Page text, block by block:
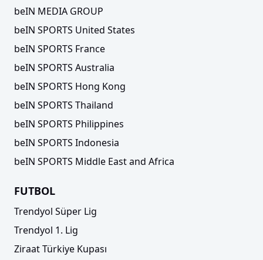
beIN MEDIA GROUP
beIN SPORTS United States
beIN SPORTS France
beIN SPORTS Australia
beIN SPORTS Hong Kong
beIN SPORTS Thailand
beIN SPORTS Philippines
beIN SPORTS Indonesia
beIN SPORTS Middle East and Africa
FUTBOL
Trendyol Süper Lig
Trendyol 1. Lig
Ziraat Türkiye Kupası